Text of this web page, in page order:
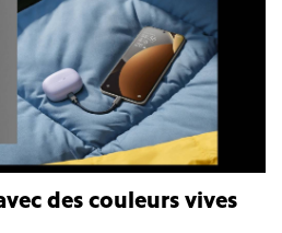
des couleurs vives